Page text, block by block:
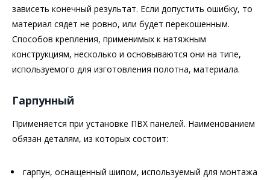
зависеть конечный результат. Если допустить ошибку, то
материал сядет не ровно, или будет перекошенным.
Способов крепления, применимых к натяжным
конструкциям, несколько и основываются они на типе,
используемого для изготовления полотна, материала.
Гарпунный
Применяется при установке ПВХ панелей. Наименованием
обязан деталям, из которых состоит:
гарпун, оснащенный шипом, используемый для монтажа